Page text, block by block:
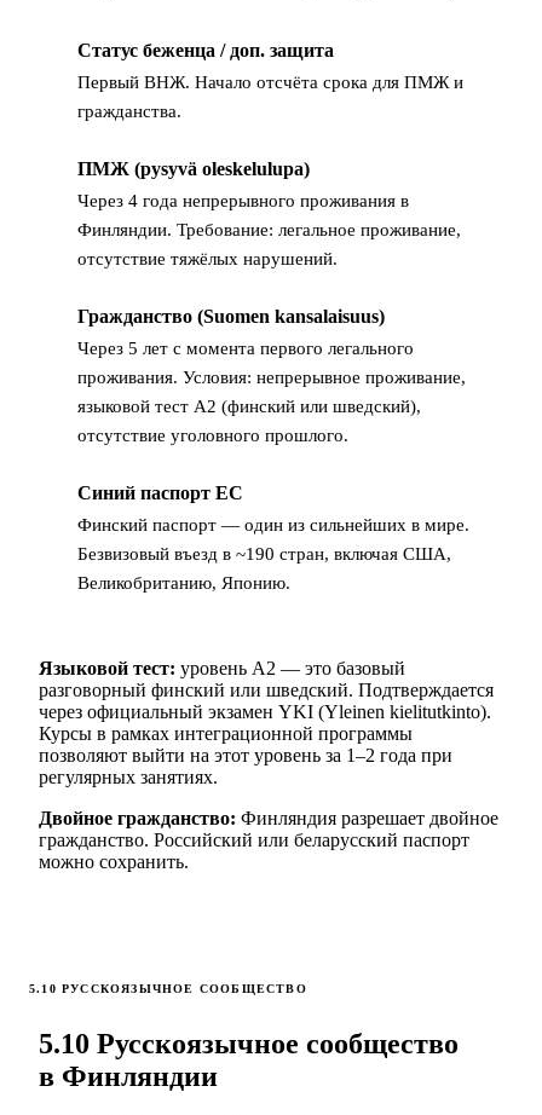
Статус беженца / доп. защита
Первый ВНЖ. Начало отсчёта срока для ПМЖ и
гражданства.
ПМЖ (pysyvä oleskelulupa)
Через 4 года непрерывного проживания в
Финляндии. Требование: легальное проживание,
отсутствие тяжёлых нарушений.
Гражданство (Suomen kansalaisuus)
Через 5 лет с момента первого легального
проживания. Условия: непрерывное проживание,
языковой тест A2 (финский или шведский),
отсутствие уголовного прошлого.
Синий паспорт ЕС
Финский паспорт — один из сильнейших в мире.
Безвизовый въезд в ~190 стран, включая США,
Великобританию, Японию.
Языковой тест: уровень A2 — это базовый
разговорный финский или шведский. Подтверждается
через официальный экзамен YKI (Yleinen kielitutkinto).
Курсы в рамках интеграционной программы
позволяют выйти на этот уровень за 1–2 года при
регулярных занятиях.
Двойное гражданство: Финляндия разрешает двойное
гражданство. Российский или беларусский паспорт
можно сохранить.
5.10 РУССКОЯЗЫЧНОЕ СООБЩЕСТВО
5.10 Русскоязычное сообщество
в Финляндии